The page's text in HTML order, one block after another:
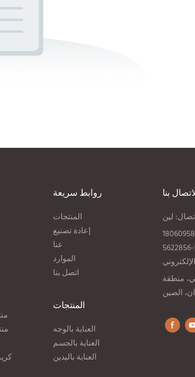
كريم & منتجات وحدة الغسول
روابط سريعة
إعادة تصنيع
عنا
الموارد
اتصل بنا
المنتجات
العناية بالوجه
العناية بالجسم
بنا
لين
منطقة